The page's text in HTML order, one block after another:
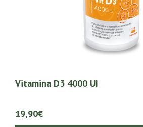
Vitamina D3 4000 UI
19,90€